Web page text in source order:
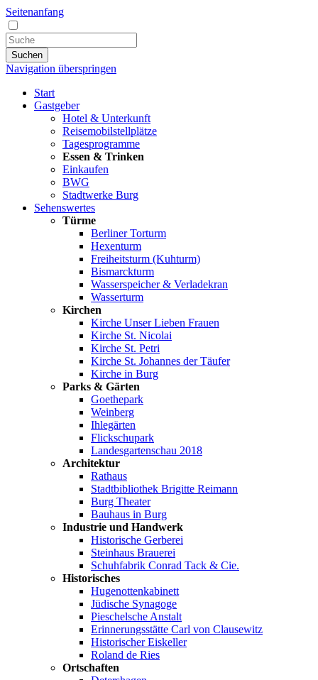
Seitenanfang
Suchen
Navigation überspringen
Start
Gastgeber
Hotel & Unterkunft
Reisemobilstellplätze
Tagesprogramme
Essen & Trinken
Einkaufen
BWG
Stadtwerke Burg
Sehenswertes
Türme
Berliner Torturm
Hexenturm
Freiheitsturm (Kuhturm)
Bismarckturm
Wasserspeicher & Verladekran
Wasserturm
Kirchen
Kirche Unser Lieben Frauen
Kirche St. Nicolai
Kirche St. Petri
Kirche St. Johannes der Täufer
Kirche in Burg
Parks & Gärten
Goethepark
Weinberg
Ihlegärten
Flickschupark
Landesgartenschau 2018
Architektur
Rathaus
Stadtbibliothek Brigitte Reimann
Burg Theater
Bauhaus in Burg
Industrie und Handwerk
Historische Gerberei
Steinhaus Brauerei
Schuhfabrik Conrad Tack & Cie.
Historisches
Hugenottenkabinett
Jüdische Synagoge
Pieschelsche Anstalt
Erinnerungsstätte Carl von Clausewitz
Historischer Eiskeller
Roland de Ries
Ortschaften